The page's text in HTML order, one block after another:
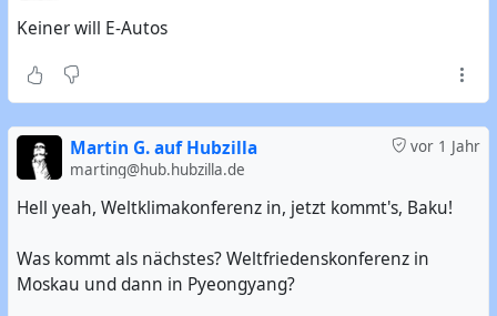
Keiner will E-Autos
vor 1 Jahr
Martin G. auf Hubzilla
marting@hub.hubzilla.de
Hell yeah, Weltklimakonferenz in, jetzt kommt's, Baku!
Was kommt als nächstes? Weltfriedenskonferenz in
Moskau und dann in Pyeongyang?